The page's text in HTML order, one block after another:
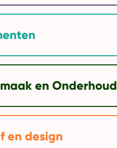
en Onderhoud
en design